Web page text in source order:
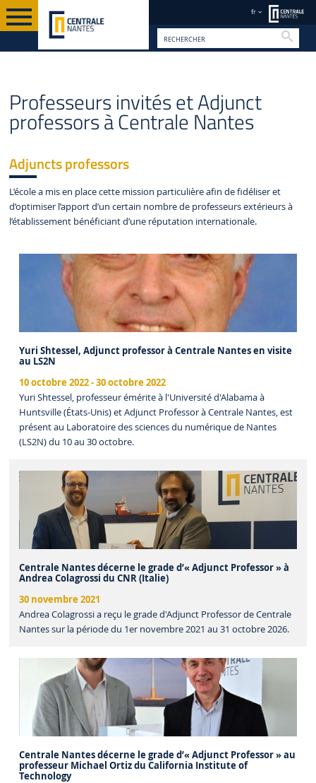
fr
Professeurs invités et Adjunct
professors à Centrale Nantes
Adjuncts professors
L’école a mis en place cette mission particulière afin de fidéliser et
d’optimiser l’apport d’un certain nombre de professeurs extérieurs à
l’établissement bénéficiant d’une réputation internationale.
Yuri Shtessel, Adjunct professor à Centrale Nantes en visite
au LS2N
10 octobre 2022-30 octobre 2022
Yuri Shtessel, professeur émérite à l'Université d'Alabama à
Huntsville (États-Unis) et Adjunct Professor à Centrale Nantes, est
présent au Laboratoire des sciences du numérique de Nantes
(LS2N) du 10 au 30 octobre.
Centrale Nantes décerne le grade d’« Adjunct Professor » à
Andrea Colagrossi du CNR (Italie)
30 novembre 2021
Andrea Colagrossi a reçu le grade d'Adjunct Professor de Centrale
Nantes sur la période du 1er novembre 2021 au 31 octobre 2026.
Centrale Nantes décerne le grade d’« Adjunct Professor » au
professeur Michael Ortiz du California Institute of
Technology